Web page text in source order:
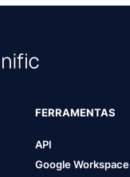
FERRAMENTAS
API
Google Workspace